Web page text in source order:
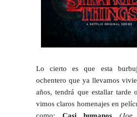
Lo cierto es que esta
ochentero que ya llevamos
años, tendrá que estallar tarde
vimos claros homenajes en